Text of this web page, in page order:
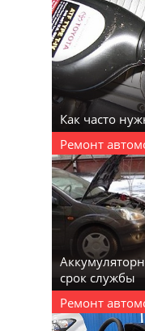
Как часто
Ремонт
срок службы
Ремонт